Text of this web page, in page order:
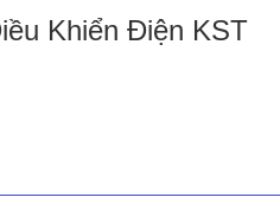
Khiển Điện KST